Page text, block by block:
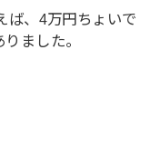
ば、4万円ちょいで
ました。